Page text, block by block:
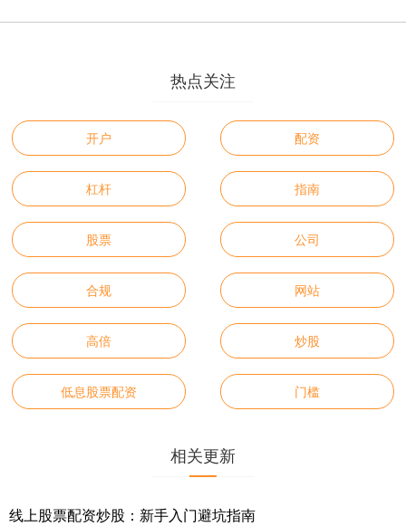
热点关注
开户 配资
杠杆 指南
股票 公司
合规 网站
高倍 炒股
低息股票配资 门槛
相关更新
线上股票配资炒股：新手入门避坑指南